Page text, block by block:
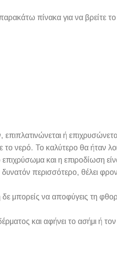
πίνακα για να βρείτε το
επιπλατινώνεται ή
νερό. Το καλύτερο θα ήταν
και η επιροδίωση
περισσότερο, θέλει
μπορείς να αποφύγεις τη
και αφήνει το ασήμι ή